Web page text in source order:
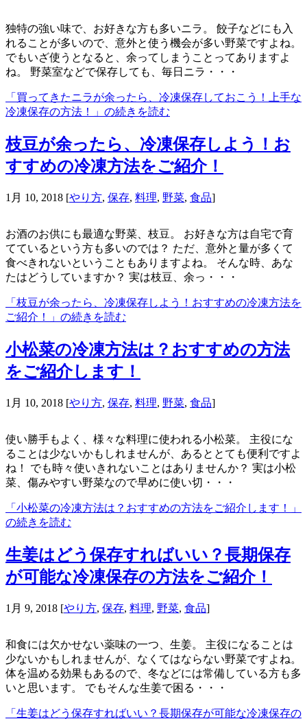
独特の強い味で、お好きな方も多いニラ。 餃子などにも入
れることが多いので、意外と使う機会が多い野菜ですよね。
でもいざ使うとなると、余ってしまうことってありますよ
ね。 野菜室などで保存しても、毎日ニラ・・・
「買ってきたニラが余ったら、冷凍保存しておこう！上手な
冷凍保存の方法！」の続きを読む
枝豆が余ったら、冷凍保存しよう！お
すすめの冷凍方法をご紹介！
1月 10, 2018 [やり方, 保存, 料理, 野菜, 食品]
お酒のお供にも最適な野菜、枝豆。 お好きな方は自宅で育
てているという方も多いのでは？ ただ、意外と量が多くて
食べきれないということもありますよね。 そんな時、あな
たはどうしていますか？ 実は枝豆、余っ・・・
「枝豆が余ったら、冷凍保存しよう！おすすめの冷凍方法を
ご紹介！」の続きを読む
小松菜の冷凍方法は？おすすめの方法
をご紹介します！
1月 10, 2018 [やり方, 保存, 料理, 野菜, 食品]
使い勝手もよく、様々な料理に使われる小松菜。 主役にな
ることは少ないかもしれませんが、あるととても便利ですよ
ね！ でも時々使いきれないことはありませんか？ 実は小松
菜、傷みやすい野菜なので早めに使い切・・・
「小松菜の冷凍方法は？おすすめの方法をご紹介します！」
の続きを読む
生姜はどう保存すればいい？長期保存
が可能な冷凍保存の方法をご紹介！
1月 9, 2018 [やり方, 保存, 料理, 野菜, 食品]
和食には欠かせない薬味の一つ、生姜。 主役になることは
少ないかもしれませんが、なくてはならない野菜ですよね。
体を温める効果もあるので、冬などには常備している方も多
いと思います。 でもそんな生姜で困る・・・
「生姜はどう保存すればいい？長期保存が可能な冷凍保存の